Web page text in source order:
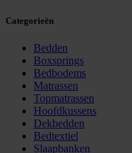
Categorieën
Bedden
Boxsprings
Bedbodems
Matrassen
Topmatrassen
Hoofdkussens
Dekbedden
Bedtextiel
Slaapbanken